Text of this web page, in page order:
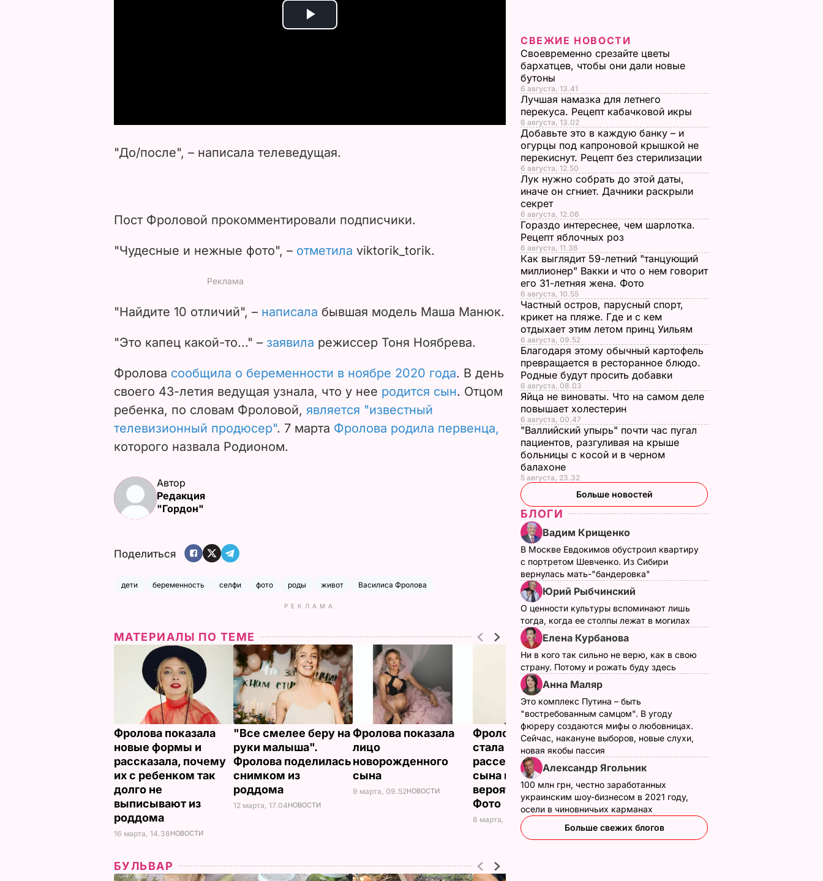
P
e
o
"До/после", – написала телеведущая.
Пост Фроловой прокомментировали подписчики.
"Чудесные и нежные фото", – отметила viktorik_torik.
"Найдите 10 отличий", – написала бывшая модель Маша Манюк.
"Это капец какой-то..." – заявила режиссер Тоня Ноябрева.
Фролова сообщила о беременности в ноябре 2020 года. В день
своего 43-летия ведущая узнала, что у нее родится сын. Отцом
ребенка, по словам Фроловой, является "известный
телевизионный продюсер". 7 марта Фролова родила первенца,
которого назвала Родионом.
Автор
Редакция
"Гордон"
Поделиться
дети беременность селфи фото роды живот Василиса Фролова
РЕКЛАМА
МАТЕРИАЛЫ ПО ТЕМЕ
Фролова показала
новые формы и
рассказала, почему
их с ребенком так
долго не
выписывают из
роддома
16 марта, 14.38НОВОСТИ
"Все смелее беру на
руки малыша".
Фролова поделилась
снимком из
роддома
12 марта, 17.04НОВОСТИ
Фролова показала
лицо
новорожденного
сына
9 марта, 09.52НОВОСТИ
Фролова впервые
стала мамой и
рассекретила имя
сына и его
вероятного отца.
Фото
8 марта, 13.30НОВОСТИ
БУЛЬВАР
СВЕЖИЕ НОВОСТИ
Своевременно срезайте цветы
бархатцев, чтобы они дали новые
бутоны
6 августа, 13.41
Лучшая намазка для летнего
перекуса. Рецепт кабачковой икры
6 августа, 13.02
Добавьте это в каждую банку – и
огурцы под капроновой крышкой не
перекиснут. Рецепт без стерилизации
6 августа, 12.50
Лук нужно собрать до этой даты,
иначе он сгниет. Дачники раскрыли
секрет
6 августа, 12.06
Гораздо интереснее, чем шарлотка.
Рецепт яблочных роз
6 августа, 11.36
Как выглядит 59-летний "танцующий
миллионер" Вакки и что о нем говорит
его 31-летняя жена. Фото
6 августа, 10.55
Частный остров, парусный спорт,
крикет на пляже. Где и с кем
отдыхает этим летом принц Уильям
6 августа, 09.52
Благодаря этому обычный картофель
превращается в ресторанное блюдо.
Родные будут просить добавки
6 августа, 08.03
Яйца не виноваты. Что на самом деле
повышает холестерин
6 августа, 00.47
"Валлийский упырь" почти час пугал
пациентов, разгуливая на крыше
больницы с косой и в черном
балахоне
5 августа, 23.32
Больше новостей
БЛОГИ
Вадим Крищенко
В Москве Евдокимов обустроил квартиру
с портретом Шевченко. Из Сибири
вернулась мать-"бандеровка"
Юрий Рыбчинский
О ценности культуры вспоминают лишь
тогда, когда ее столпы лежат в могилах
Елена Курбанова
Ни в кого так сильно не верю, как в свою
страну. Потому и рожать буду здесь
Анна Маляр
Это комплекс Путина – быть
"востребованным самцом". В угоду
фюреру создаются мифы о любовницах.
Сейчас, накануне выборов, новые слухи,
новая якобы пассия
Александр Ягольник
100 млн грн, честно заработанных
украинским шоу-бизнесом в 2021 году,
осели в чиновничьих карманах
Больше свежих блогов